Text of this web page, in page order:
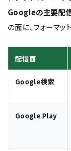
Googleの主要配
の面に、フォーマ
配信面
Google検索
Google Play